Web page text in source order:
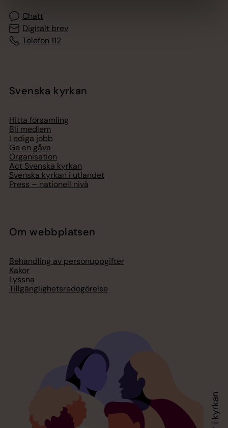
Chatt
Digitalt brev
Telefon 112
Svenska kyrkan
Hitta församling
Bli medlem
Lediga jobb
Ge en gåva
Organisation
Act Svenska kyrkan
Svenska kyrkan i utlandet
Press – nationell nivå
Om webbplatsen
Behandling av personuppgifter
Kakor
Lyssna
Tillgänglighetsredogörelse